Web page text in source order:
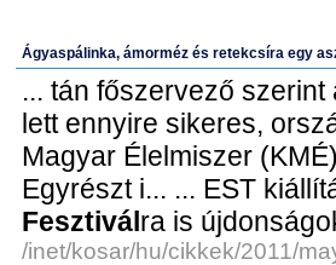
Ágyaspálinka, ámorméz és retekcsíra egy
... tán főszervező
lett ennyire sikeres,
Magyar Élelmiszer
Egyrészt i... ... EST
Fesztiválra is
/inet/kosar/hu/cikkek/2011/